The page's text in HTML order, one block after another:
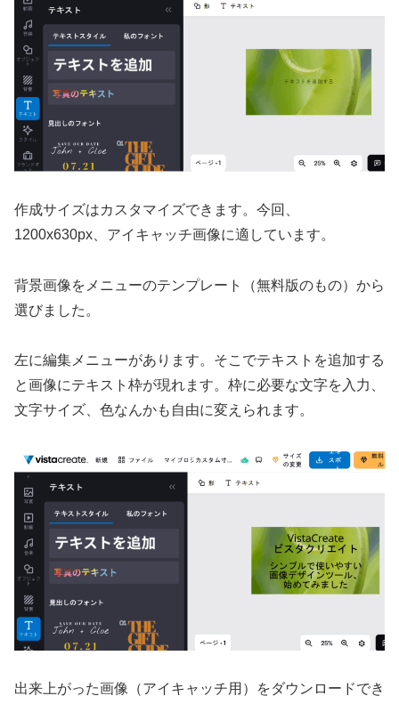
作成サイズはカスタマイズできます。今回、
1200x630px、アイキャッチ画像に適しています。
背景画像をメニューのテンプレート（無料版のもの）から
選びました。
左に編集メニューがあります。そこでテキストを追加する
と画像にテキスト枠が現れます。枠に必要な文字を入力、
文字サイズ、色なんかも自由に変えられます。
出来上がった画像（アイキャッチ用）をダウンロードでき